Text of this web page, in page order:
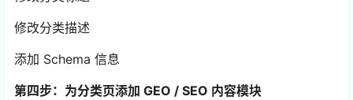
修改分类描述
添加 Schema 信息
第四步：为分类页添加 GEO / SEO 内容模块